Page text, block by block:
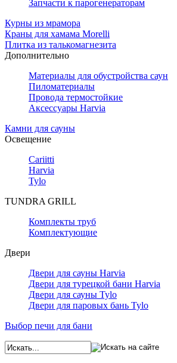
Запчасти к парогенераторам
Курны из мрамора
Краны для хамама Morelli
Плитка из талькомагнезита
Дополнительно
Материалы для обустройства саун
Пиломатериалы
Провода термостойкие
Аксессуары Harvia
Камни для сауны
Освещение
Cariitti
Harvia
Tylo
TUNDRA GRILL
Комплекты труб
Комплектующие
Двери
Двери для сауны Harvia
Двери для турецкой бани Harvia
Двери для сауны Tylo
Двери для паровых бань Tylo
Выбор печи для бани